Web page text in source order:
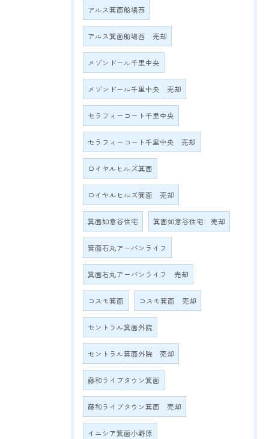
アルス箕面船場西
アルス箕面船場西 売却
メゾンドール千里中央
メゾンドール千里中央 売却
セラフィーコート千里中央
セラフィーコート千里中央 売却
ロイヤルヒルズ箕面
ロイヤルヒルズ箕面 売却
箕面如意谷住宅 箕面如意谷住宅 売却
箕面石丸アーバンライフ
箕面石丸アーバンライフ 売却
コスモ箕面 コスモ箕面 売却
セントラル箕面外院
セントラル箕面外院 売却
藤和ライブタウン箕面
藤和ライブタウン箕面 売却
イニシア箕面小野原